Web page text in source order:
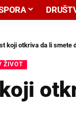
koji otkriva da li smete
ŽIVOT